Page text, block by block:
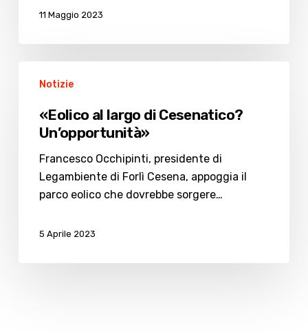
11 Maggio 2023
Cesenatico?
Un’opportunità»
Notizie
«Eolico al largo di Cesenatico?
Un’opportunità»
Francesco Occhipinti, presidente di
Legambiente di Forlì Cesena, appoggia il
parco eolico che dovrebbe sorgere…
5 Aprile 2023